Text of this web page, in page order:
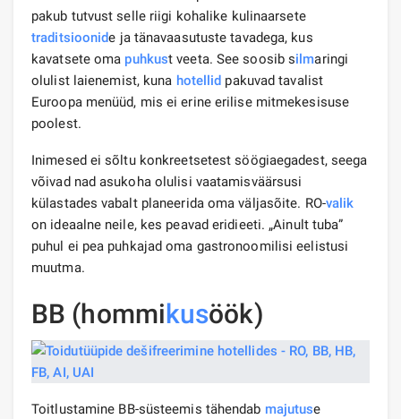
pakub tutvust selle riigi kohalike kulinaarsete
traditsioonide ja tänavaasutuste tavadega, kus
kavatsete oma puhkust veeta. See soosib silmaringi
olulist laienemist, kuna hotellid pakuvad tavalist
Euroopa menüüd, mis ei erine erilise mitmekesisuse
poolest.
Inimesed ei sõltu konkreetsetest söögiaegadest, seega
võivad nad asukoha olulisi vaatamisväärsusi
külastades vabalt planeerida oma väljasõite. RO-valik
on ideaalne neile, kes peavad eridieeti. „Ainult tuba”
puhul ei pea puhkajad oma gastronoomilisi eelistusi
muutma.
BB (hommikusöök)
Toitlustamine BB-süsteemis tähendab majutuse